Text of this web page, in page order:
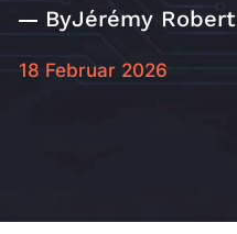
ByJérémy Robert
18 Februar 2026